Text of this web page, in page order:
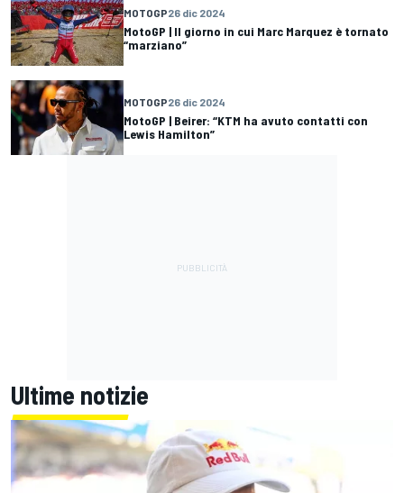
MOTOGP26 dic 2024
MotoGP | Il giorno in cui Marc Marquez è tornato
“marziano”
MOTOGP26 dic 2024
MotoGP | Beirer: “KTM ha avuto contatti con
Lewis Hamilton”
Ultime notizie